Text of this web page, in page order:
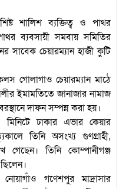
শালিশ ব্যক্তিত্ব ও পাথর
ব্যবসায়ী সমবায় সমিতির
চেয়ারম্যান হাজী কুটি
গোলাগাও চেয়ারম্যান মাঠে
ইমামতিতে জানাজার নামাজ
দাফন সম্পন্ন করা হয়।
ঢাকার এভার কেয়ার
তিনি অসংখ্য গুণগ্রাহী,
গেছেন। তিনি কোম্পানীগঞ্জ
গণেশপুর মাদ্রাসার